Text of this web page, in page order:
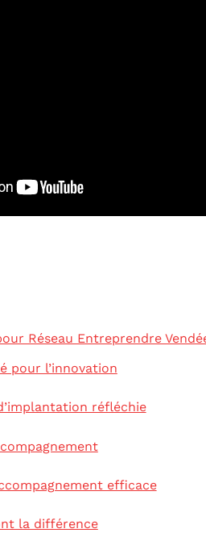
Réseau Entreprendre
pour l’innovation
réfléchie
efficace
la différence